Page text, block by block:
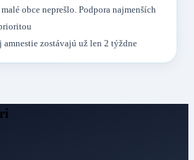
obce neprešlo. Podpora najmenších
zostávajú už len 2 týždne